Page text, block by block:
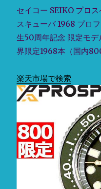
入
セ
イ
コ
ー
ジ
ベ
イ
ベ
ナ
Zimbe
Baby
Tuna
自
セイコー SEIKO プロ
スキューバ 1968 プロ
生50周年記念 限定モ
界限定1968本（国内
楽天市場で検索